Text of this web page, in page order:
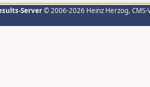
Server© 2006-2026 Heinz Herzog,